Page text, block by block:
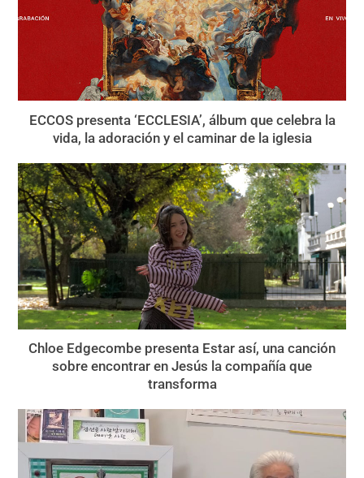
ECCOS presenta ‘ECCLESIA’, álbum que celebra la
vida, la adoración y el caminar de la iglesia
Chloe Edgecombe presenta Estar así, una canción
sobre encontrar en Jesús la compañía que
transforma